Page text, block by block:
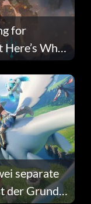
for
Why
separate
der Grund